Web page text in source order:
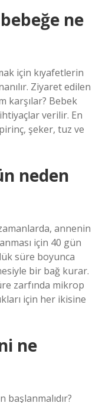
ne
için kıyafetlerin
Ziyaret edilen
karşılar? Bebek
verilir. En
şeker, tuz ve
neden
annenin
için 40 gün
süre boyunca
bir bağ kurar.
zarfında mikrop
için her ikisine
ne